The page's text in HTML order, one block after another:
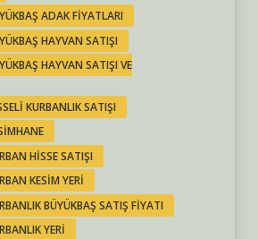
ADAK FIYATLARI
HAYVAN SATIŞI
HAYVAN SATIŞI VE
KURBANLIK SATIŞI
HISSE SATIŞI
KESIM YERI
BÜYÜKBAŞ SATIŞ FIYATI
YERI